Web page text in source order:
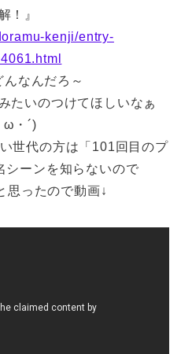
！』
kenji/entry-
なんだろ～
たいのつけてほしいなぁ
ω・´)
世代の方は「101回目のプ
シーンを知らないので
思ったので動画↓